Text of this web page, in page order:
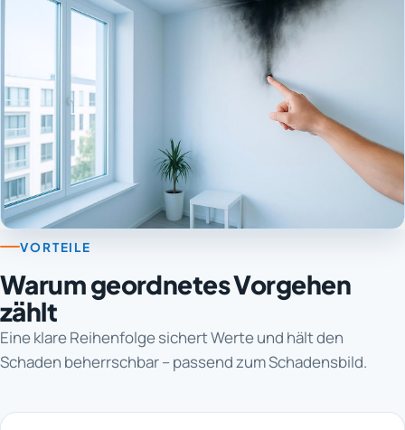
VORTEILE
Warum geordnetes Vorgehen
zählt
Eine klare Reihenfolge sichert Werte und hält den
Schaden beherrschbar – passend zum Schadensbild.